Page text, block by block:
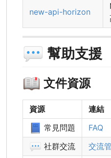
new-api-horizon
💬 幫助支援
📖 文件資源
資源 連結
📘 常見問題 FAQ
💬 社群交流 交流